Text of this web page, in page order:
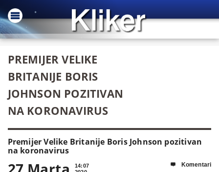
PREMIJER VELIKE
BRITANIJE BORIS
JOHNSON POZITIVAN
NA KORONAVIRUS
Premijer Velike Britanije Boris Johnson pozitivan
na koronavirus
14:07
 Komentari